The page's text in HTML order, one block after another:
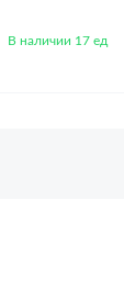
В наличии 17 ед